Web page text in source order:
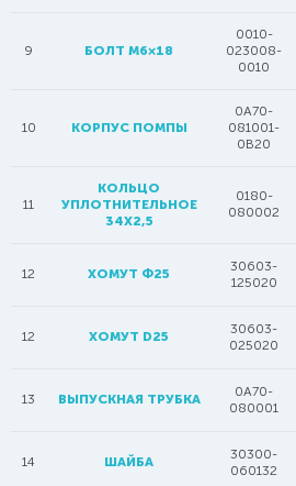
9 БОЛТ M6×18
0010-
023008-
0010
10 КОРПУС ПОМПЫ
0A70-
081001-
0B20
11
КОЛЬЦО
УПЛОТНИТЕЛЬНОЕ
34Х2,5
0180-
080002
12 ХОМУТ Ф25
30603-
125020
12 ХОМУТ D25
30603-
025020
13 ВЫПУСКНАЯ ТРУБКА
0A70-
080001
14 ШАЙБА
30300-
060132